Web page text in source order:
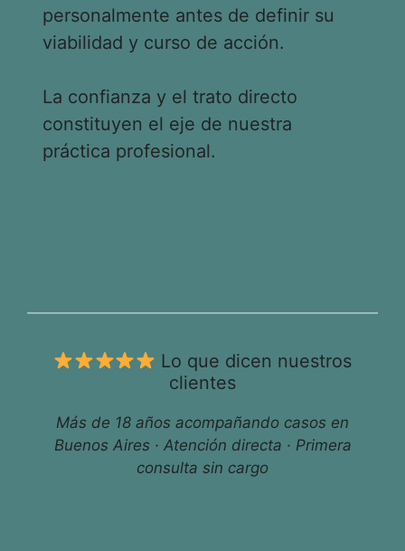
personalmente antes de definir su
viabilidad y curso de acción.
La confianza y el trato directo
constituyen el eje de nuestra
práctica profesional.
Lo que dicen nuestros
clientes
Más de 18 años acompañando casos en
Buenos Aires · Atención directa · Primera
consulta sin cargo